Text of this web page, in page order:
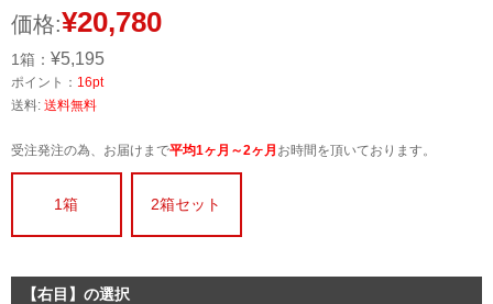
価格:¥20,780
1箱： ¥5,195
ポイント： 16pt
送料: 送料無料
受注発注の為、お届けまで平均1ヶ月～2ヶ月 お時間を頂いております。
1箱 2箱セット
【右目】の選択